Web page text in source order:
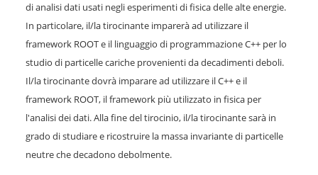
di analisi dati usati negli esperimenti di fisica delle alte energie.
In particolare, il/la tirocinante imparerà ad utilizzare il
framework ROOT e il linguaggio di programmazione C++ per lo
studio di particelle cariche provenienti da decadimenti deboli.
Il/la tirocinante dovrà imparare ad utilizzare il C++ e il
framework ROOT, il framework più utilizzato in fisica per
l'analisi dei dati. Alla fine del tirocinio, il/la tirocinante sarà in
grado di studiare e ricostruire la massa invariante di particelle
neutre che decadono debolmente.